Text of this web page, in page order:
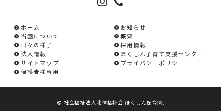
ホーム
お知らせ
当園について
概要
日々の様子
採用情報
法人情報
ほくしん子育て支援センター
サイトマップ
プライバシーポリシー
保護者様専用
© 社会福祉法人北信福祉会 ほくしん保育園.